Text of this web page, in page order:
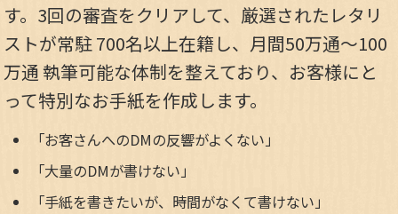
す。3回の審査をクリアして、厳選されたレタリ
ストが常駐 700名以上在籍し、月間50万通～100
万通 執筆可能な体制を整えており、お客様にと
って特別なお手紙を作成します。
「お客さんへのDMの反響がよくない」
「大量のDMが書けない」
「手紙を書きたいが、時間がなくて書けない」